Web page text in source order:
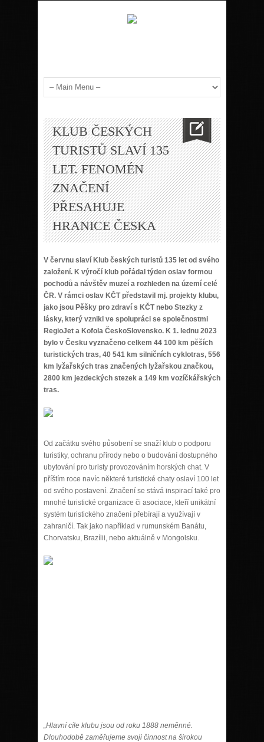
KLUB ČESKÝCH
TURISTŮ SLAVÍ 135
LET. FENOMÉN
ZNAČENÍ
PŘESAHUJE
HRANICE ČESKA
V červnu slaví Klub českých turistů 135 let od svého
založení. K výročí klub pořádal týden oslav formou
pochodů a návštěv muzeí a rozhleden na území celé
ČR. V rámci oslav KČT představil mj. projekty klubu,
jako jsou Pěšky pro zdraví s KČT nebo Stezky z
lásky, který vznikl ve spolupráci se společnostmi
RegioJet a Kofola ČeskoSlovensko. K 1. lednu 2023
bylo v Česku vyznačeno celkem 44 100 km pěších
turistických tras, 40 541 km silničních cyklotras, 556
km lyžařských tras značených lyžařskou značkou,
2800 km jezdeckých stezek a 149 km vozíčkářských
tras.
Od začátku svého působení se snaží klub o podporu
turistiky, ochranu přírody nebo o budování dostupného
ubytování pro turisty provozováním horských chat. V
příštím roce navíc některé turistické chaty oslaví 100 let
od svého postavení. Značení se stává inspirací také pro
mnohé turistické organizace či asociace, kteří unikátní
systém turistického značení přebírají a využívají v
zahraničí. Tak jako například v rumunském Banátu,
Chorvatsku, Brazílii, nebo aktuálně v Mongolsku.
„Hlavní cíle klubu jsou od roku 1888 neměnné.
Dlouhodobě zaměřujeme svoji činnost na širokou